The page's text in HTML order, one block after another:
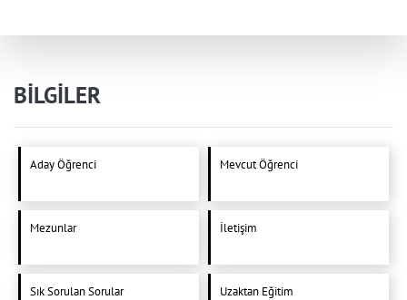
BİLGİLER
Aday Öğrenci Mevcut Öğrenci
Mezunlar İletişim
Sık Sorulan Sorular Uzaktan Eğitim